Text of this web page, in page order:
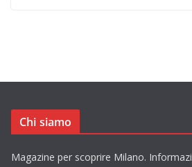
Chi siamo
Magazine per scoprire Milano.